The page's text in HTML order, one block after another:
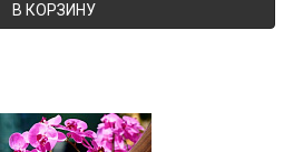
В КОРЗИНУ